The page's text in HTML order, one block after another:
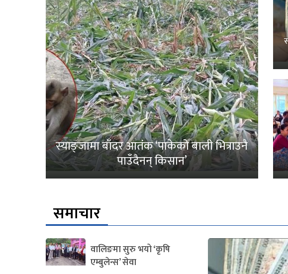
स्याङ्जामा बाँदर आतंक ‘पाकेको बाली भित्राउनै
पाउँदैनन् किसान’
समाचार
वालिङमा सुरु भयो ‘कृषि
एम्बुलेन्स’ सेवा